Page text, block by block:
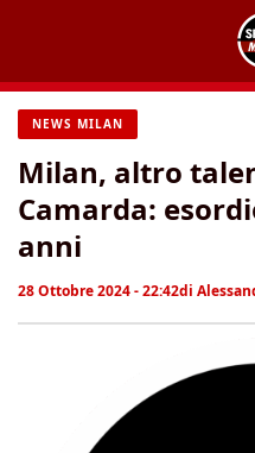
contenuto
NEWS MILAN
Milan, altro
Camarda:
anni
28 Ottobre 2024 - 22:42di